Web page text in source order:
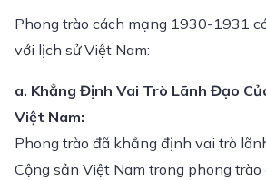
Phong trào cách mạng 1930-1931
với lịch sử Việt Nam:
a. Khẳng Định Vai Trò Lãnh Đạo
Việt Nam:
Phong trào đã khẳng định vai trò
Cộng sản Việt Nam trong phong